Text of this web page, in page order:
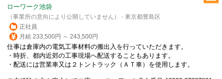
ローワーク池袋
（事業所の意向により公開していません） - 東京都豊島区
正社員
月給 233,500円 ～ 243,500円
仕事は倉庫内の電気工事材料の搬出入を行っていただきます。
・時折、都内近郊の工事現場へ配送することもあります。
・配送には営業車又は２トントラック（ＡＴ車）を使用します。